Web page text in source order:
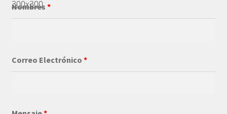
Nombres *
Correo Electrónico *